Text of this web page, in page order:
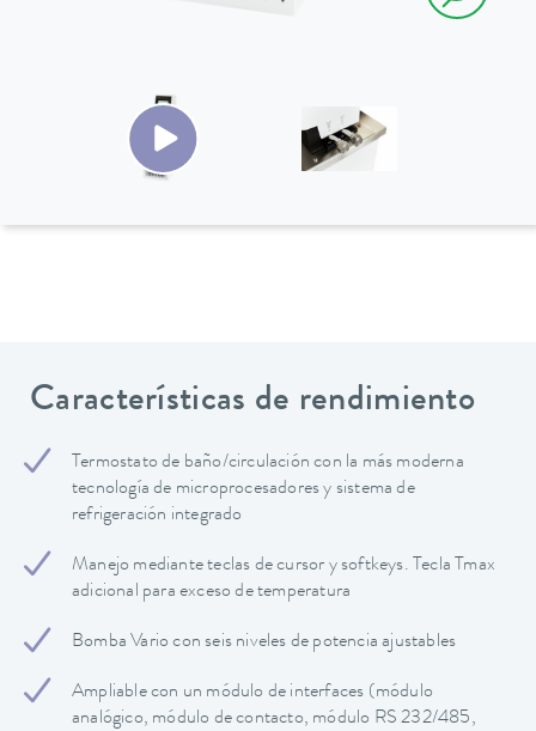
Características de rendimiento
Termostato de baño/circulación con la más moderna
tecnología de microprocesadores y sistema de
refrigeración integrado
Manejo mediante teclas de cursor y softkeys. Tecla Tmax
adicional para exceso de temperatura
Bomba Vario con seis niveles de potencia ajustables
Ampliable con un módulo de interfaces (módulo
analógico, módulo de contacto, módulo RS 232/485,